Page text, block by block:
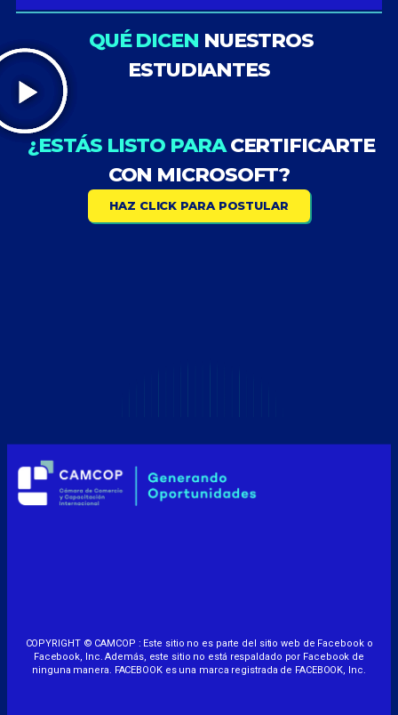
QUÉ DICEN NUESTROS
ESTUDIANTES
¿ESTÁS LISTO PARACERTIFICARTE
CON MICROSOFT?
HAZ CLICK PARA POSTULAR
COPYRIGHT © CAMCOP : Este sitio no es parte del sitio web de Facebook o
Facebook, Inc. Además, este sitio no está respaldado por Facebook de
ninguna manera. FACEBOOK es una marca registrada de FACEBOOK, Inc.